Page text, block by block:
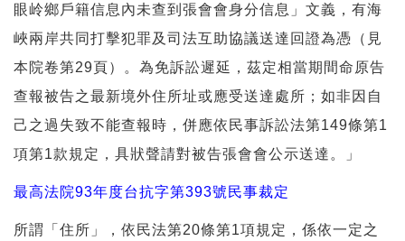
眼岭鄉戶籍信息內未查到張會會身分信息」文義，有海
峽兩岸共同打擊犯罪及司法互助協議送達回證為憑（見
本院卷第29頁）。為免訴訟遲延，茲定相當期間命原告
查報被告之最新境外住所址或應受送達處所；如非因自
己之過失致不能查報時，併應依民事訴訟法第149條第1
項第1款規定，具狀聲請對被告張會會公示送達。」
最高法院93年度台抗字第393號民事裁定
所謂「住所」，依民法第20條第1項規定，係依一定之